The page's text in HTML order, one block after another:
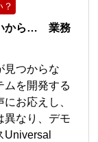
から… 業務
見つからな
ムを開発する
お応えし、
異なり、デモ
Universal